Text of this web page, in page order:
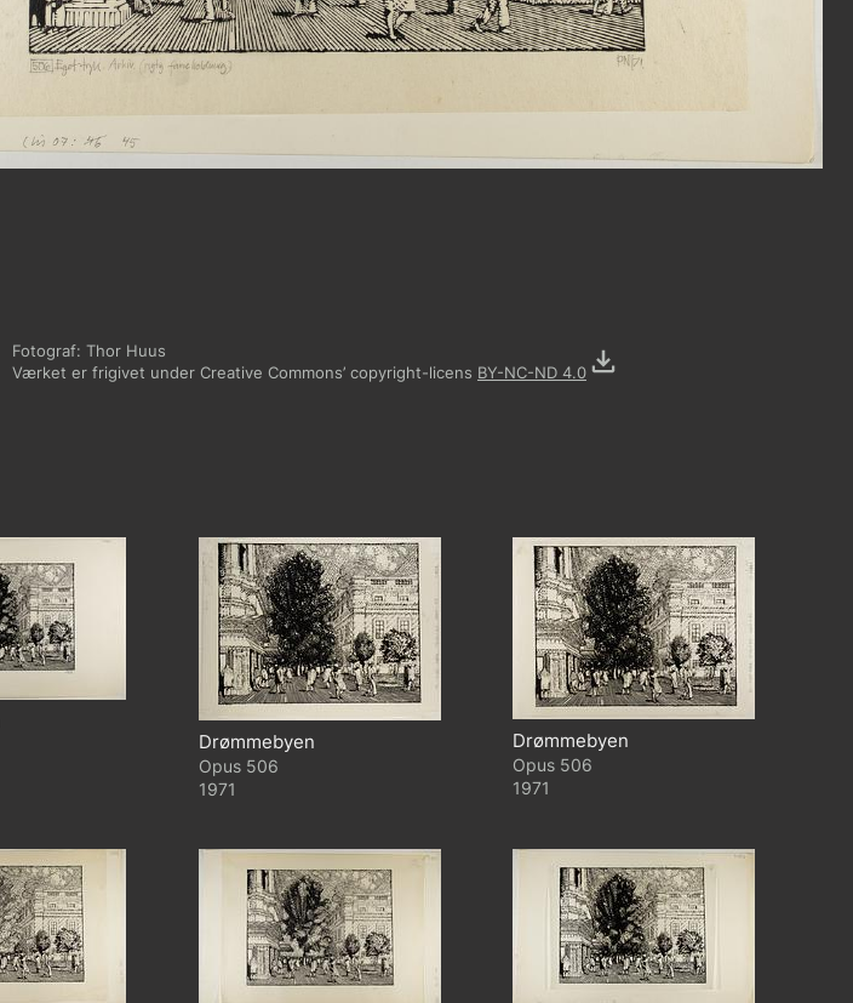
Fotograf: Thor Huus
Værket er frigivet under Creative Commons’ copyright-licens BY-NC-ND 4.0
Drømmebyen
506
1971
Drømmebyen
506
1971